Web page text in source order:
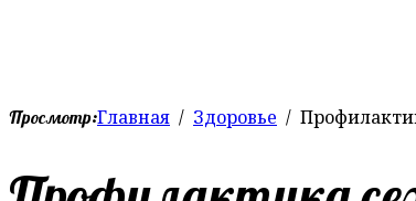
Просмотр:Главная Здоровье